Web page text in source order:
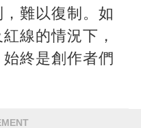
難以復制。如
線的情況下，
終是創作者們